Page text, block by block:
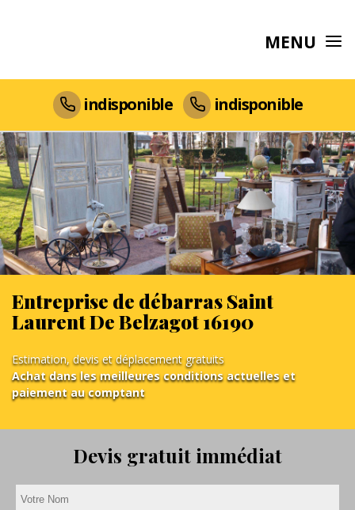
MENU
indisponible indisponible
Entreprise de débarras Saint
Laurent De Belzagot 16190
Estimation, devis et déplacement gratuits
Achat dans les meilleures conditions actuelles et
paiement au comptant
Devis gratuit immédiat